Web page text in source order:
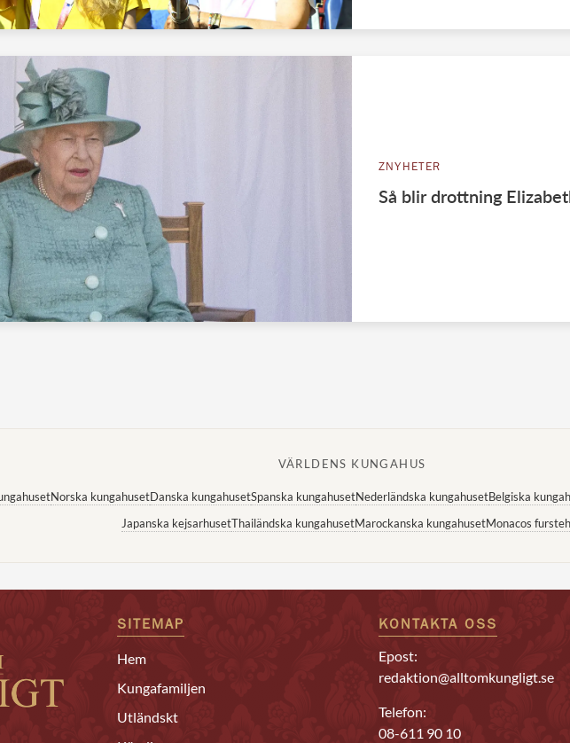
ZNYHETER
Så blir drottning
VÄRLDENS KUNGAHUS
Norska kungahusetDanska kungahusetSpanska kungahusetNederländska kungahusetBelgiska
Japanska kejsarhusetThailändska kungahusetMarockanska kungahusetMonacos
SITEMAP
Hem
Kungafamiljen
Utländskt
KONTAKTA OSS
Epost:
redaktion@alltomkungligt.se
Telefon:
08-611 90 10